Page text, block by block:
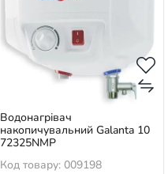
Водонагрівач
накопичувальний Galanta 10
72325NMP
Код товару: 009198